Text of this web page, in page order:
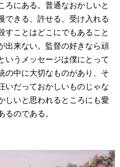
ろにある。普通なおかしいと
できる、許せる、受け入れる
すことはどこにでもあること
出来ない。監督の好きなら頑
いうメッセージは僕にとって
の中に大切なものがあり、そ
いだっておかしいものじゃな
しいと思われるところにも愛
るのである。